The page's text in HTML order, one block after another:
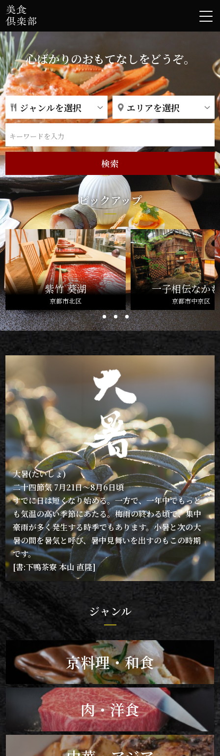
心ばかりのおもてなしをどうぞ。
ピックアップ
紫竹 葵湖
京都市北区
一子相伝なか
京都市中京区
大暑(たいしょ)
二十四節気 7月21日〜8月6日頃
すでに日は短くなり始める。一方で、一年中でもっと
も気温の高い季節にあたる。梅雨の終わる頃で、集中
豪雨が多く発生する時季でもあります。小暑と次の大
暑の間を暑気と呼び、暑中見舞いを出すのもこの時期
です。
[書:下鴨茶寮 本山 直隆]
ジャンル
京料理・和食
肉・洋食